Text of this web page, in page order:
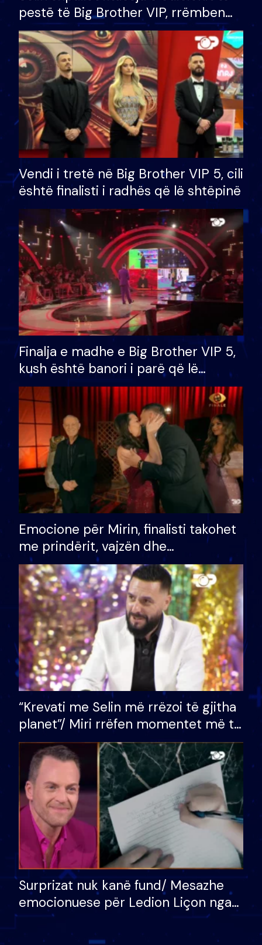
pestë të Big Brother VIP, rrëmben
çmimin e madh prej 100 mijë eurosh
Vendi i tretë në Big Brother VIP 5, cili
është finalisti i radhës që lë shtëpinë
Finalja e madhe e Big Brother VIP 5,
kush është banori i parë që lë
shtëpinë dhe humb mundësinë për
të fituar çmimin e madh
Emocione për Mirin, finalisti takohet
me prindërit, vajzën dhe
bashkëshorten: S’kemi ndonjë letër
divorci apo jo?
“Krevati me Selin më rrëzoi të gjitha
planet”/ Miri rrëfen momentet më të
bukura në shtëpinë e BB VIP: Do më
mungojë zilja e mëngjesit kur…
Surprizat nuk kanë fund/ Mesazhe
emocionuese për Ledion Liçon nga
nëna dhe fëmijët e tij, moderatori
nuk i mban dot lotët: Nuk meritoj…